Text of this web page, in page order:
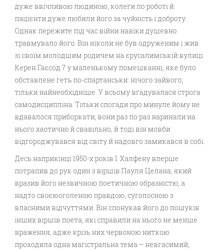
дуже ввічливою людиною, колеги по роботі й
пацієнти дуже любили його за чуйність і доброту.
Однак пережите під час війни навіки душевно
травмувало його. Він ніколи не був одруженим і жив
зі своїм молодшим родичем на єрусалимській вулиці
Керен Гаєсод 7 у маленькому помешканні, яке було
обставлене геть по-спартанськи: нічого зайвого,
тільки найнеобхідніше. У всьому вгадувалася строга
самодисципліна. Тільки спогади про минуле йому не
вдавалося приборкати, вони раз по раз наринали на
нього хаотично й свавільно, й тоді він мовби
відгороджувався від світу й надовго замикався в собі.
Десь наприкінці 1950-х років І. Халфену вперше
потрапив до рук один з віршів Пауля Целана, який
вразив його незвичною поетичною образністю, а
надто своєюоголеною правдою, суголосною з
власними відчуттями. Він спонукав його до пошуків
інших віршів поета, які справили на нього не менше
враження, адже крізь них червоною ниткою
проходила одна магістральна тема – невгасимий,